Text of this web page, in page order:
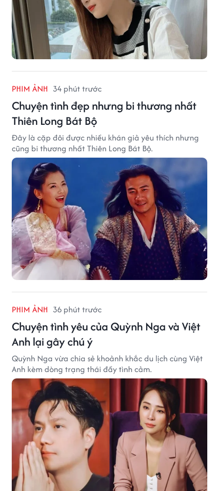
PHIM ẢNH 34 phút trước
Chuyện tình đẹp nhưng bi thương nhất
Thiên Long Bát Bộ
Đây là cặp đôi được nhiều khán giả yêu thích nhưng
cũng bi thương nhất Thiên Long Bát Bộ.
PHIM ẢNH 36 phút trước
Chuyện tình yêu của Quỳnh Nga và Việt
Anh lại gây chú ý
Quỳnh Nga vừa chia sẻ khoảnh khắc du lịch cùng Việt
Anh kèm dòng trạng thái đầy tình cảm.